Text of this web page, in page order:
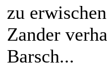
zu
Zander
Barsch...